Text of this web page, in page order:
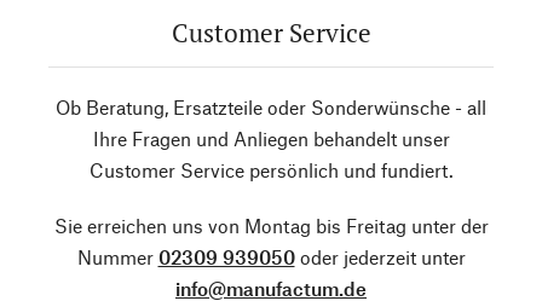
Customer Service
Ob Beratung, Ersatzteile oder Sonderwünsche - all
Ihre Fragen und Anliegen behandelt unser
Customer Service persönlich und fundiert.
Sie erreichen uns von Montag bis Freitag unter der
Nummer 02309 939050oder jederzeit unter
info@manufactum.de